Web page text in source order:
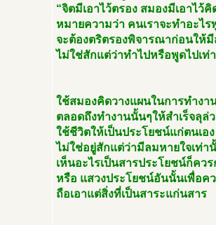
“จิตมีเอาไว้ตรอง สมองมีเอาไว้
หมายความว่า คนเราจะทำอะไร
จะต้องตริตรองพิจารณาก่อนให้
ไม่ใช่สักแต่ว่าทำไปหรือพูดไปเท่
ใช้สมองคิดวางแผนในการทำงา
ตลอดถึงทำงานนั้นๆให้สำเร็จลุล่
ใช้ชีวิตให้เป็นประโยชน์แก่ตนเอ
ไม่ใช่อยู่สักแต่ว่ามีลมหายใจเท่า
เห็นอะไรเป็นสารประโยชน์ก็คว
หรือ แสวงประโยชน์อันนั้นเพื่อค
ถือเอาแต่สิ่งที่เป็นสาระแก่นสาร